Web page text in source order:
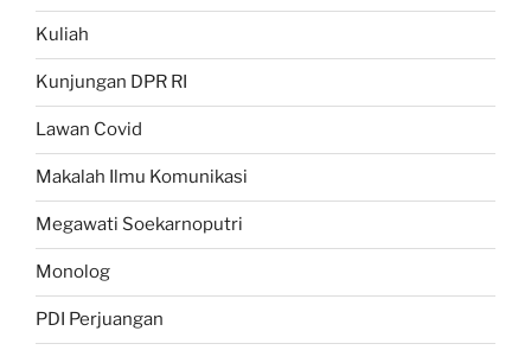
Kuliah
Kunjungan DPR RI
Lawan Covid
Makalah Ilmu Komunikasi
Megawati Soekarnoputri
Monolog
PDI Perjuangan